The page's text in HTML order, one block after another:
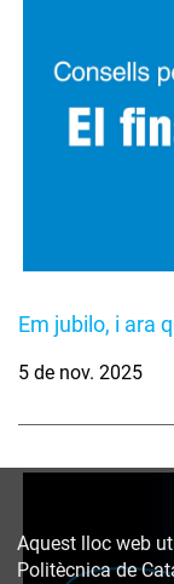
Em jubilo, i ara
5 de nov. 2025
Aquest lloc web
Politècnica de